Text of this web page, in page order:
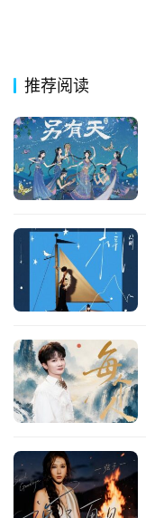
常
用
贺
词
网
络
电
影
台
词
其
他
词
登录
推荐阅读